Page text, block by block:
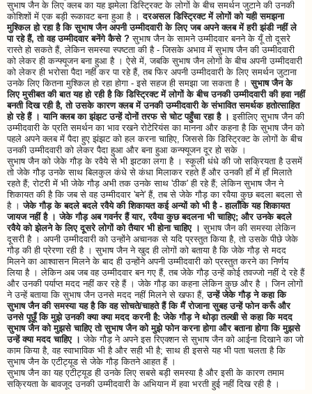
सुभाष जैन के लिए क्लब का यह झमेला डिस्ट्रिक्ट के लोगों के बीच समर्थन जुटाने की उनकी
कोशिशों में एक बड़ी रूकावट बना हुआ है ।दरअसल डिस्ट्रिक्ट में लोगों को यही समझना
मुश्किल हो रहा है कि सुभाष जैन अपनी उम्मीदवारी के लिए जब अपने क्लब में हरी झंडी नहीं ले
पा रहे हैं, तो वह उम्मीदवार बनेंगे कैसे ? सुभाष जैन के सामने उम्मीदवार बनने के यूँ तो दूसरे
रास्ते हो सकते हैं, लेकिन समस्या स्पष्टता की है - जिसके अभाव में सुभाष जैन की उम्मीदवारी
को लेकर ही कन्फ्यूजन बना हुआ है । ऐसे में, जबकि सुभाष जैन लोगों के बीच अपनी उम्मीदवारी
को लेकर ही भरोसा पैदा नहीं कर पा रहे हैं, तब फिर अपनी उम्मीदवारी के लिए समर्थन जुटाना
उनके लिए कितना मुश्किल हो रहा होगा - इसे सहज ही समझा जा सकता है ।सुभाष जैन के
लिए मुसीबत की बात यह हो रही है कि डिस्ट्रिक्ट में लोगों के बीच उनकी उम्मीदवारी की हवा नहीं
बनती दिख रही है, तो उसके कारण क्लब में उनकी उम्मीदवारी के संभावित समर्थक हतोत्साहित
हो रहे हैं । यानि क्लब का झंझट उन्हें दोनों तरफ से चोट पहुँचा रहा है । इसीलिए सुभाष जैन की
उम्मीदवारी के प्रति समर्थन का भाव रखने रोटेरियंस का मानना और कहना है कि सुभाष जैन को
पहले अपने क्लब में पैदा हुए झंझट को हल करना चाहिए, जिससे कि डिस्ट्रिक्ट के लोगों के बीच
उनकी उम्मीदवारी को लेकर पैदा हुआ और बना हुआ कन्फ्यूजन दूर हो सके ।
सुभाष जैन को जेके गौड़ के रवैये से भी झटका लगा है । स्कूली धंधे की जो सक्रियता है उसमें
तो जेके गौड़ उनके साथ बिलकुल कंधे से कंधा मिलाकर रहते हैं और उनकी हाँ में हाँ मिलाते
रहते हैं; रोटरी में भी जेके गौड़ अभी तक उनके साथ 'ठीक' ही रहे हैं; लेकिन सुभाष जैन ने
शिकायत की है कि जब से वह उम्मीदवार 'बने' हैं, तब से जेके गौड़ का रवैया कुछ बदला बदला से
है ।जेके गौड़ के बदले बदले रवैये की शिकायत कई अन्यों को भी है - हालाँकि यह शिकायत
जायज नहीं है । जेके गौड़ अब गवर्नर हैं यार, रवैया कुछ बदलना भी चाहिए; और उनके बदले
रवैये को झेलने के लिए दूसरे लोगों को तैयार भी होना चाहिए । सुभाष जैन की समस्या लेकिन
दूसरी है । अपनी उम्मीदवारी को उन्होंने अचानक से यदि प्रस्तुत किया है, तो उसके पीछे जेके
गौड़ की ही प्रेरणा रही है । सुभाष जैन ने खुद ही लोगों को बताया है कि जेके गौड़ से मदद
मिलने का आश्वासन मिलने के बाद ही उन्होंने अपनी उम्मीदवारी को प्रस्तुत करने का निर्णय
लिया है । लेकिन अब जब वह उम्मीदवार बन गए हैं, तब जेके गौड़ उन्हें कोई तवज्जो नहीं दे रहे हैं
और उनकी पर्याप्त मदद नहीं कर रहे हैं । जेके गौड़ का कहना लेकिन कुछ और है । जिन लोगों
ने उन्हें बताया कि सुभाष जैन उनसे मदद नहीं मिलने से खफा हैं,उन्हें जेके गौड़ ने कहा कि
सुभाष जैन की समस्या यह है कि वह सोचते/चाहते हैं कि मैं रोजाना सुबह उन्हें फोन करूँ और
उनसे पूछूँ कि मुझे उनकी क्या क्या मदद करनी है: जेके गौड़ ने थोड़ा तल्खी से कहा कि मदद
सुभाष जैन को मुझसे चाहिए तो सुभाष जैन को मुझे फोन करना होगा और बताना होगा कि मुझसे
उन्हें क्या मदद चाहिए । जेके गौड़ ने अपने इस रिएक्शन से सुभाष जैन को आईना दिखाने का जो
काम किया है, वह स्वाभाविक भी है और सही भी है; साथ ही इससे यह भी पता चलता है कि
सुभाष जैन के एटीट्यूड से जेके गौड़ कितने आहत हैं ।
सुभाष जैन का यह एटीट्यूड ही उनके लिए सबसे बड़ी समस्या है और इसी के कारण तमाम
सक्रियता के बावजूद उनकी उम्मीदवारी के अभियान में हवा भरती हुई नहीं दिख रही है ।